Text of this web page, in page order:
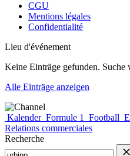
CGU
Mentions légales
Confidentialité
Lieu d'événement
Keine Einträge gefunden.
Alle Einträge anzeigen
Kalender Formule 1 Football
Relations commerciales
Recherche